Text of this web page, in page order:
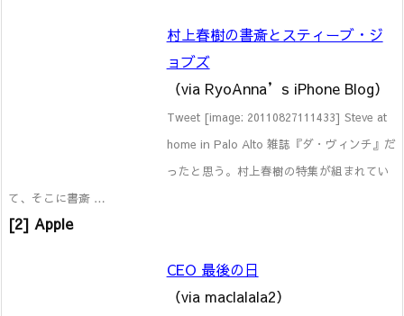
村上春樹の書斎とスティーブ・ジ
ョブズ
（via RyoAnna’s iPhone Blog）
Tweet [image: 20110827111433] Steve at
home in Palo Alto 雑誌『ダ・ヴィンチ』だ
ったと思う。村上春樹の特集が組まれてい
て、そこに書斎 …
[2] Apple
CEO 最後の日
（via maclalala2）